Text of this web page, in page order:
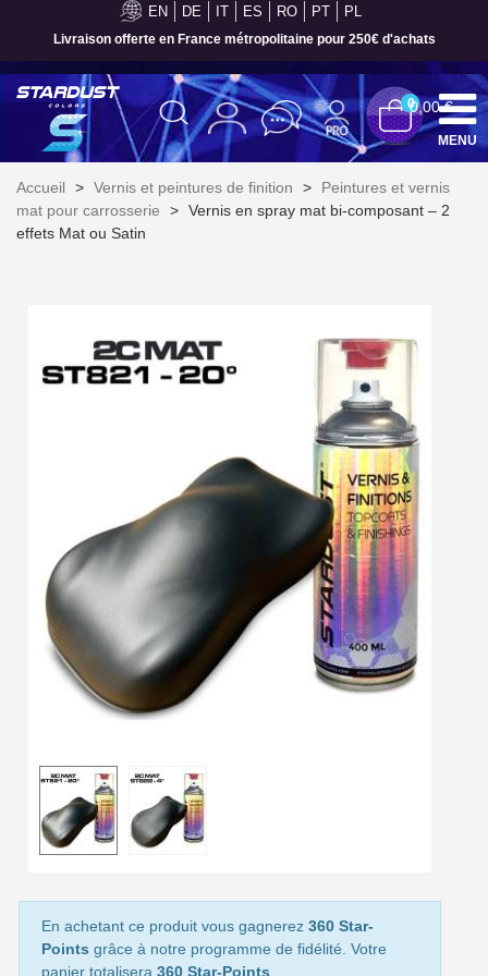
EN DE IT ES RO PT PL
Livraison offerte en France métropolitaine pour 250€ d'achats
Inscription à la newsletter : 5€ de réduction
Livraison sous 24 h en France Métropolitaine
Livraison offerte en France métropolitaine pour 250€ d'achats
Paiement en 4x sans frais dès 30€ d'achats
Votre devis en ligne en moins d'1 minute
Partagez vos créations et obtenez des bons d'achat
Gagnez des points de fidélité à chaque commande
Livraison sous 24 h en France Métropolitaine
Réduction de 5€ sur la première commande
10€ de bon d'achat pour chaque parrainage
Livraison sous 24 h en France Métropolitaine
Livraison offerte en France métropolitaine pour 250€ d'achats
00,00 €
MENU
Accueil > Vernis et peintures de finition >
Peintures et vernis
mat pour carrosserie
> Vernis en spray mat bi-composant – 2
effets Mat ou Satin
En achetant ce produit vous gagnerez 360 Star-
Points grâce à notre programme de fidélité. Votre
panier totalisera 360 Star-Points